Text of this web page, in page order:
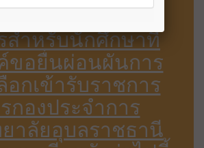
ลและการเตรียม
สำหรับนักศึกษาที่
ขอยื่นผ่อนผันการ
อกเข้ารับราชการ
กองประจำการ
าลัยอุบลราชธานี